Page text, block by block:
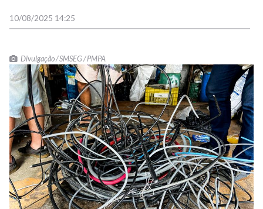
10/08/2025 14:25
Divulgação / SMSEG / PMPA